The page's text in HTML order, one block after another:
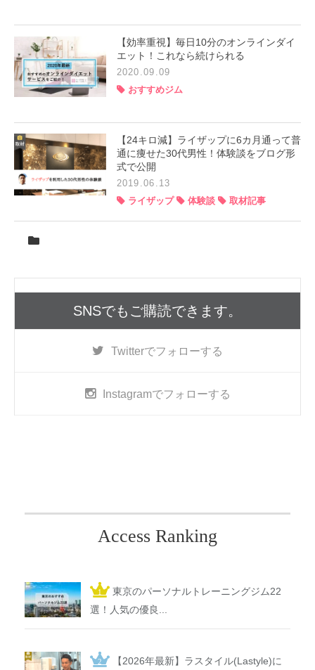
【効率重視】毎日10分のオンラインダイ
エット！これなら続けられる
2020.09.09
おすすめジム
【24キロ減】ライザップに6カ月通って普
通に痩せた30代男性！体験談をブログ形
式で公開
2019.06.13
ライザップ
体験談 取材記事
SNSでもご購読できます。
Twitterでフォローする
Instagramでフォローする
Access Ranking
東京のパーソナルトレーニングジム22
選！人気の優良...
【2026年最新】ラスタイル(Lastyle)に